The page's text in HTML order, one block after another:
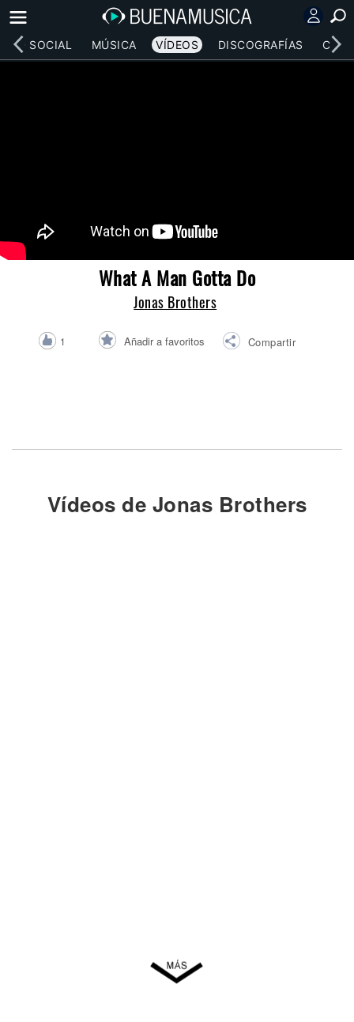
RED SOCIAL MÚSICA VÍDEOS DISCOGRAFÍAS
What A Man Gotta Do
Jonas Brothers
1 Añadir a favoritos Compartir
Vídeos de Jonas Brothers